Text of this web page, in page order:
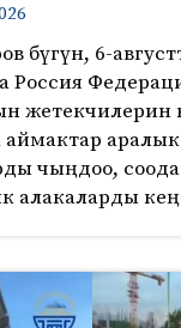
бүгүн, 6-
Россия
жетекчилерин
аралык
чыңдоо,
алакаларды